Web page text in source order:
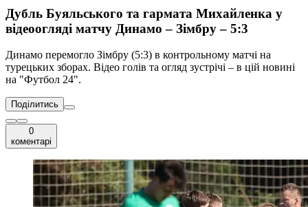
Дубль Буяльського та гармата Михайленка у
відеоогляді матчу Динамо – Зімбру – 5:3
Динамо перемогло Зімбру (5:3) в контрольному матчі на
турецьких зборах. Відео голів та огляд зустрічі – в цій новині
на "Футбол 24".
Поділитись
0
коментарі